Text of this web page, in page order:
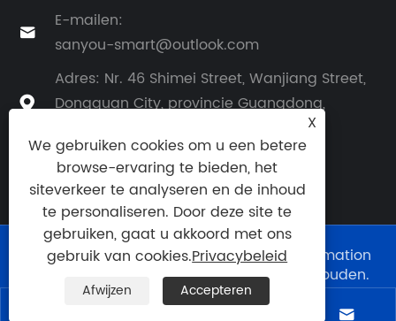

E-mailen:
sanyou-smart@outlook.com

Adres: Nr. 46 Shimei Street, Wanjiang Street,
Dongguan City, provincie Guangdong,
Copyright © 2026 Dongguan Sanyou Automation
Technology Co., Ltd. Alle rechten voorbehouden.
Sitemap RSS | XML | Privacybeleid

X
We gebruiken cookies om u een betere
browse-ervaring te bieden, het
siteverkeer te analyseren en de inhoud
te personaliseren. Door deze site te
gebruiken, gaat u akkoord met ons
gebruik van cookies.Privacybeleid
Afwijzen Accepteren